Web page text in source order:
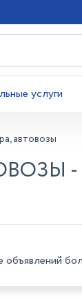
услуги
автовозы
объявлений